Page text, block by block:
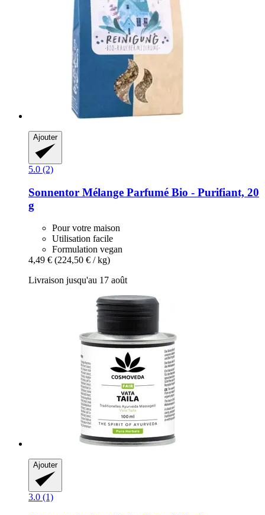
Ajouter
5.0 (2)
Sonnentor Mélange Parfumé Bio -​ Purifiant, 20
g
Pour votre maison
Utilisation facile
Formulation vegan
4,49 € (224,50 € / kg)
Livraison jusqu'au 17 août
Ajouter
3.0 (1)